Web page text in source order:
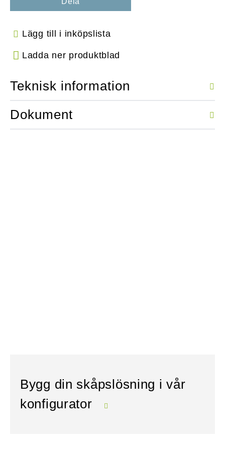
Lägg till i inköpslista
Ladda ner produktblad
Teknisk information
Dokument
Bygg din skåpslösning i vår
konfigurator